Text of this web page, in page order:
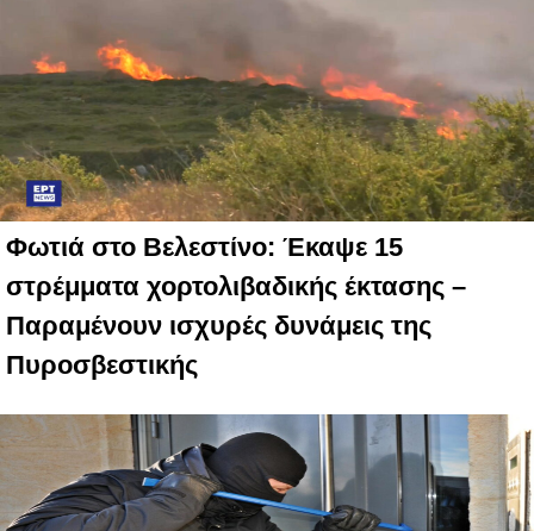
Φωτιά στο Βελεστίνο: Έκαψε 15
στρέμματα χορτολιβαδικής έκτασης –
Παραμένουν ισχυρές δυνάμεις της
Πυροσβεστικής